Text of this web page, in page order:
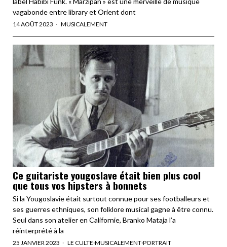
vagabonde entre library et Orient dont
14 AOÛT 2023 MUSICALEMENT
Ce guitariste yougoslave était bien plus cool
que tous vos hipsters à bonnets
Si la Yougoslavie était surtout connue pour ses footballeurs et
ses guerres ethniques, son folklore musical gagne à être connu.
Seul dans son atelier en Californie, Branko Mataja l’a
réinterprété à la
25 JANVIER 2023 LE CULTE·MUSICALEMENT·PORTRAIT